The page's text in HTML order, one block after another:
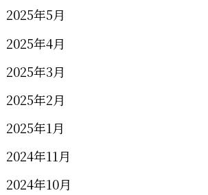
2025年5月
2025年4月
2025年3月
2025年2月
2025年1月
2024年11月
2024年10月